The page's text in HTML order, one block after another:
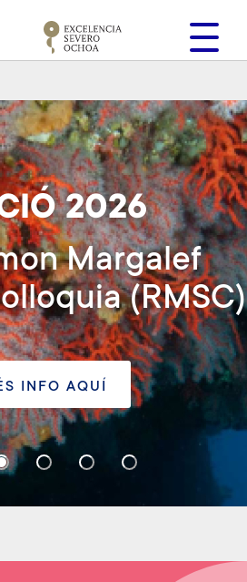
2026
Margalef
(RMSC)
INFO AQUÍ